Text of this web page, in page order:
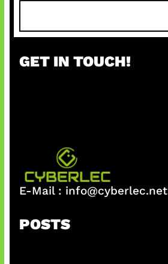
a
c
GET IN TOUCH!
E-Mail : info@cyberlec.net
POSTS